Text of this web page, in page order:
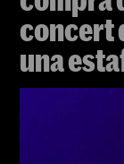
concert
una